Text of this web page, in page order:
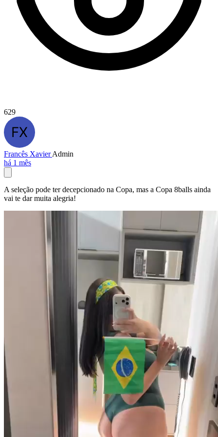
629
Francês XavierAdmin
há 1 mês
A seleção pode ter decepcionado na Copa, mas a Copa 8balls ainda
vai te dar muita alegria!